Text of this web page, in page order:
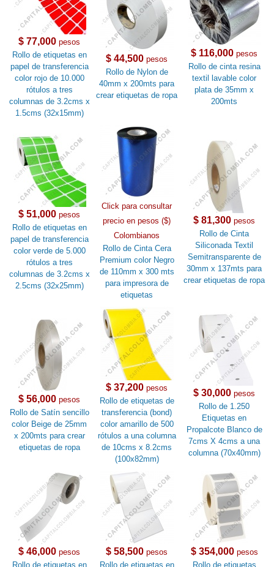
$ 77,000 pesos
Rollo de etiquetas en
papel de transferencia
color rojo de 10.000
rótulos a tres
columnas de 3.2cms x
1.5cms (32x15mm)
$ 44,500 pesos
Rollo de Nylon de
40mm x 200mts para
crear etiquetas de ropa
$ 116,000 pesos
Rollo de cinta resina
textil lavable color
plata de 35mm x
200mts
$ 51,000 pesos
Rollo de etiquetas en
papel de transferencia
color verde de 5.000
rótulos a tres
columnas de 3.2cms x
2.5cms (32x25mm)
Click para consultar
precio en pesos ($)
Colombianos
Rollo de Cinta Cera
Premium color Negro
de 110mm x 300 mts
para impresora de
etiquetas
$ 81,300 pesos
Rollo de Cinta
Siliconada Textil
Semitransparente de
30mm x 137mts para
crear etiquetas de ropa
$ 56,000 pesos
Rollo de Satín sencillo
color Beige de 25mm
x 200mts para crear
etiquetas de ropa
$ 37,200 pesos
Rollo de etiquetas de
transferencia (bond)
color amarillo de 500
rótulos a una columna
de 10cms x 8.2cms
(100x82mm)
$ 30,000 pesos
Rollo de 1.250
Etiquetas en
Propalcote Blanco de
7cms X 4cms a una
columna (70x40mm)
$ 46,000 pesos
Rollo de etiquetas en
$ 58,500 pesos
Rollo de etiquetas en
$ 354,000pesos
Rollo de etiquetas